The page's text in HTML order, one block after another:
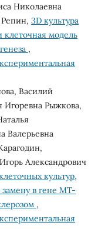
Николаевна
Репин, 3D культура
клеточная модель
,
Василий
Игоревна Рыжкова,
Валерьевна
Александрович
культур,
в гене MT-
,